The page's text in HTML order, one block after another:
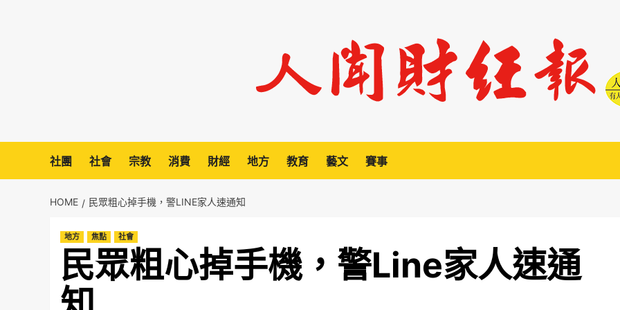
社團 社會 宗教 消費 財經 地方 教育 藝文 賽事
HOME 民眾粗心掉手機，警LINE家人速通知
地方 焦點 社會
民眾粗心掉手機，警Line家人速通